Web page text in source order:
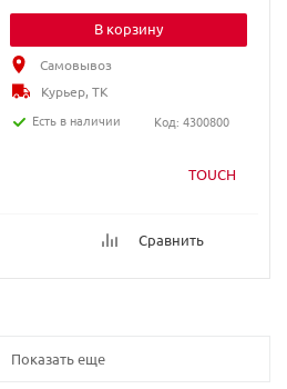
TOUCH
Сравнить
В корзину
Самовывоз
Курьер, ТК
Есть в наличии
Код: 4300800
Показать еще